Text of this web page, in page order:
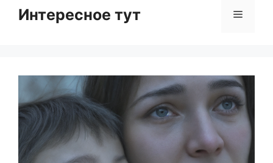
Интересное тут Menu